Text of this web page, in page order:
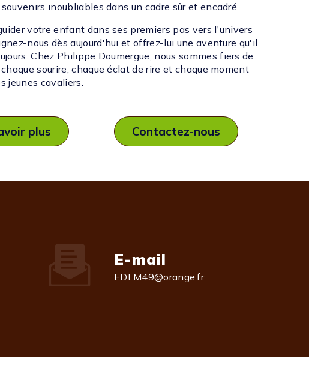
inoubliables dans un cadre sûr et encadré.
votre enfant dans ses premiers pas vers l'univers
nous dès aujourd'hui et offrez-lui une aventure qu'il
Chez Philippe Doumergue, nous sommes fiers de
sourire, chaque éclat de rire et chaque moment
jeunes cavaliers.
plus Contactez-nous
E-mail
EDLM49@orange.fr